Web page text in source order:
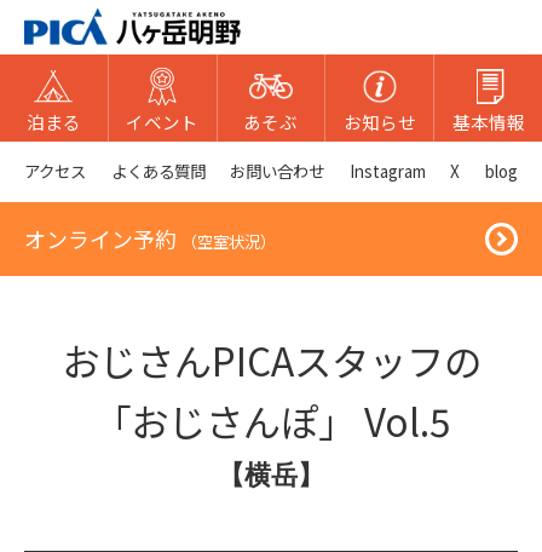
泊まる イベント あそぶ お知らせ 基本情報
アクセス よくある質問 お問い合わせ Instagram X blog
オンライン予約 （空室状況）
おじさんPICAスタッフの
「おじさんぽ」 Vol.5
【横岳】